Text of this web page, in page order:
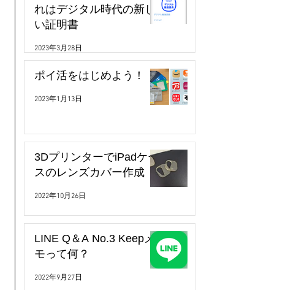
れはデジタル時代の新し
い証明書
2023年3月28日
ポイ活をはじめよう！
2023年1月13日
3DプリンターでiPadケー
スのレンズカバー作成
2022年10月26日
LINE Q＆A No.3 Keepメ
モって何？
2022年9月27日